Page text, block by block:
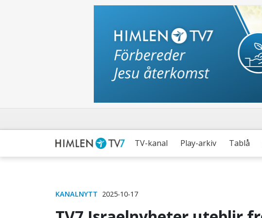
TV-kanal Play-arkiv Tablå
KANALNYTT 2025-10-17